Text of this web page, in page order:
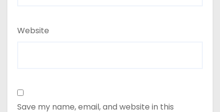
Website
Save my name, email, and website in this